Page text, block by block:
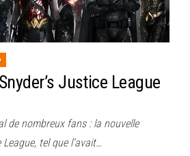
Justice League
de nombreux fans : la nouvelle
tel que l’avait…